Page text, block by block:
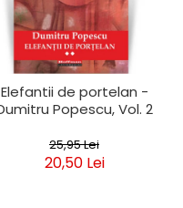
Elefantii de portelan -
Popescu, Vol. 2
25,95 Lei
20,50 Lei